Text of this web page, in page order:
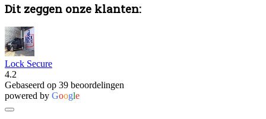
Dit zeggen onze klanten:
Lock Secure
4.2
Gebaseerd op 39 beoordelingen
powered by Google